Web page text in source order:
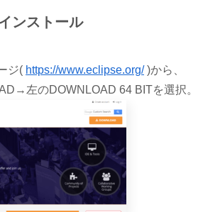
ンストール
ジ( https://www.eclipse.org/)から、
左のDOWNLOAD 64 BITを選択。